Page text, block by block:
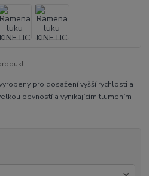
pro dosažení vyšší rychlosti a
pevností a vynikajícím tlumením